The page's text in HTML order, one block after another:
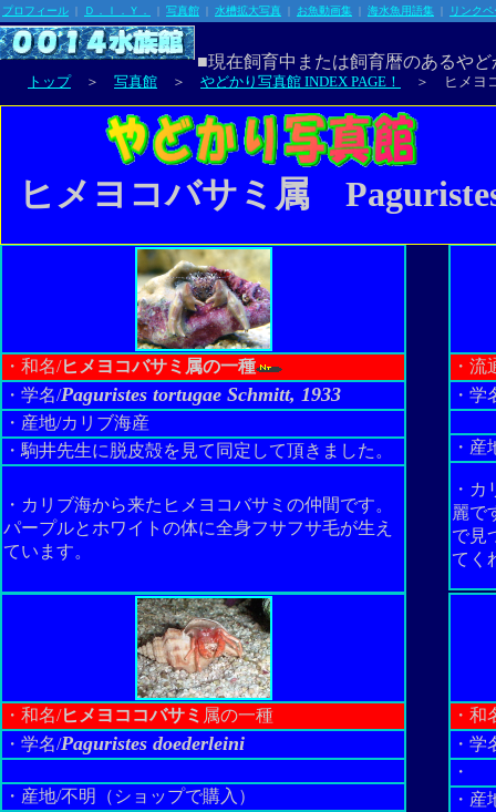
・和名/ヒメヨコバサミ属の一種
・学名/Paguristes tortugae Schmitt, 1933
・産地/カリブ海産
・駒井先生に脱皮殻を見て同定して頂きました。
・カリブ海から来たヒメヨコバサミの仲間です。
パープルとホワイトの体に全身フサフサ毛が生え
ています。
・和
・学
・
・
・和名/ヒメヨココバサミ 属の一種
・学名/Paguristes doederleini
・産地/不明（ショップで購入）
・流
・学
・
・
麗で
で見
てく
プロフィール | Ｄ．Ｉ．Ｙ． | 写真館 | 水槽拡大写真 | お魚動画集 | 海水魚用語集 | リンク
■現在飼育中または飼育暦のあるや
ヒメヨコバサミ属
トップ＞ 写真館 ＞ やどかり写真館 INDEX PAGE！ ＞ ヒメヨ